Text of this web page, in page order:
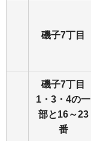
磯子7丁目
磯子7丁目
1・3・4の一
部と16～23
番